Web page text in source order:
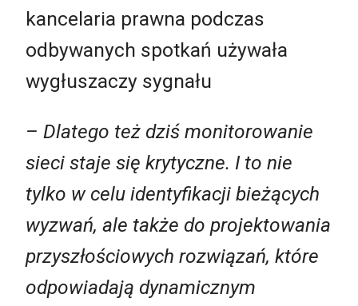
kancelaria prawna podczas
odbywanych spotkań używała
wygłuszaczy sygnału
– Dlatego też dziś monitorowanie
sieci staje się krytyczne. I to nie
tylko w celu identyfikacji bieżących
wyzwań, ale także do projektowania
przyszłościowych rozwiązań, które
odpowiadają dynamicznym